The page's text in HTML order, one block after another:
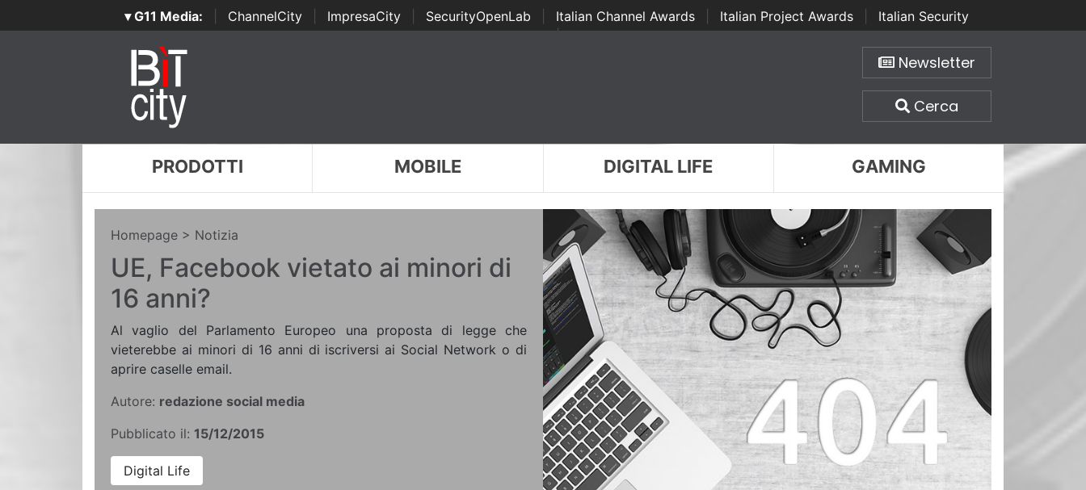
▾ G11 Media: ChannelCity ImpresaCity SecurityOpenLab Italian Channel Awards Italian Project Awards
Italian Security
Awards | ...
Newsletter
Cerca
PRODOTTI MOBILE DIGITAL LIFE GAMING
Homepage > Notizia
UE, Facebook vietato ai minori di
16 anni?
Al vaglio del Parlamento Europeo una proposta di legge che
vieterebbe ai minori di 16 anni di iscriversi ai Social Network o di
aprire caselle email.
Autore: redazione social media
Pubblicato il: 15/12/2015
Digital Life